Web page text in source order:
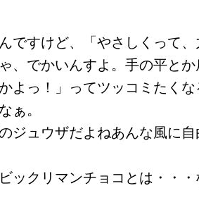
ですけど、「やさしくって
、でかいんすよ。手の平と
よっ！」ってツッコミたくな
ぁ。
ジュウザだよねあんな風に
ックリマンチョコとは・・